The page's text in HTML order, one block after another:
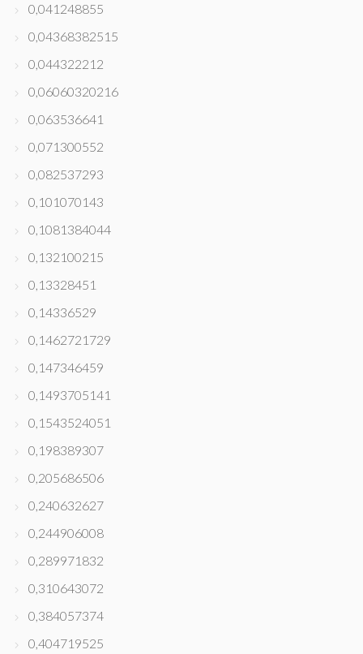
0,041248855
0,04368382515
0,044322212
0,06060320216
0,063536641
0,071300552
0,082537293
0,101070143
0,1081384044
0,132100215
0,13328451
0,14336529
0,1462721729
0,147346459
0,1493705141
0,1543524051
0,198389307
0,205686506
0,240632627
0,244906008
0,289971832
0,310643072
0,384057374
0,404719525